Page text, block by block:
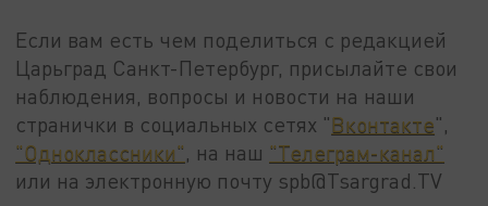
Если вам есть чем поделиться с редакцией
Царьград Санкт-Петербург, присылайте свои
наблюдения, вопросы и новости на наши
странички в социальных сетях "Вконтакте",
"Одноклассники" , на наш "Телеграм-канал"
или на электронную почту spb@Tsargrad.TV